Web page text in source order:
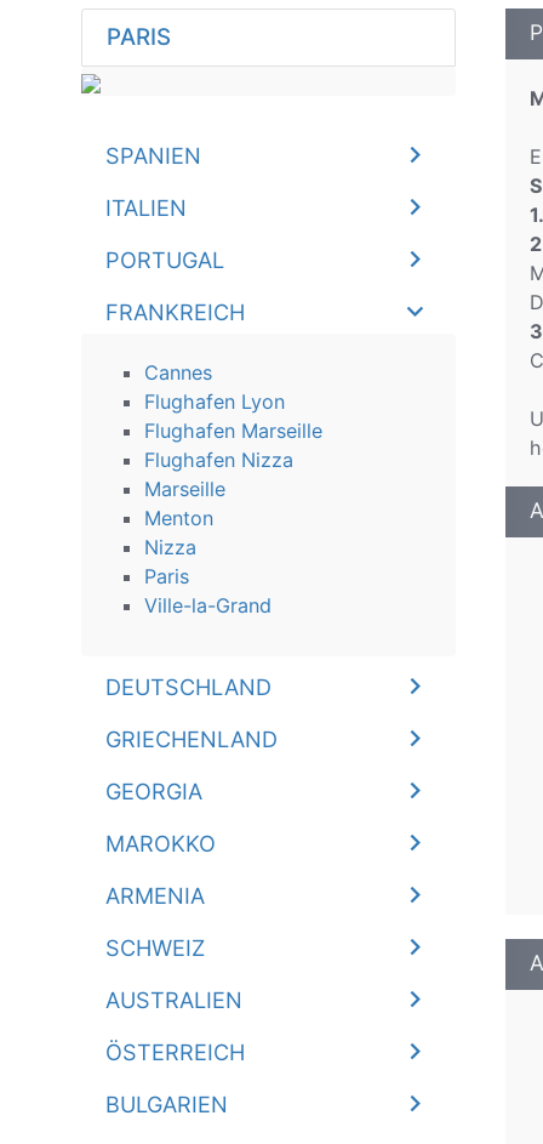
PARIS
SPANIEN
ITALIEN
PORTUGAL
FRANKREICH
Cannes
Flughafen Lyon
Flughafen Marseille
Flughafen Nizza
Marseille
Menton
Nizza
Paris
Ville-la-Grand
DEUTSCHLAND
GRIECHENLAND
GEORGIA
MAROKKO
ARMENIA
SCHWEIZ
AUSTRALIEN
ÖSTERREICH
BULGARIEN
1.